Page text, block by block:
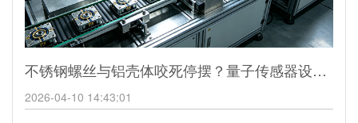
不锈钢螺丝与铝壳体咬死停摆？量子传感器设备用TC4钛合金螺丝解决
2026-04-10 14:43:01